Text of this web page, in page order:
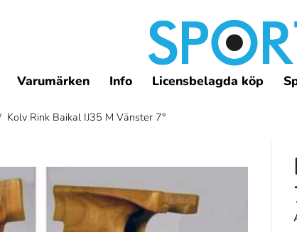
Varumärken Info Licensbelagda köp
Kolv Rink Baikal IJ35 M Vänster 7°